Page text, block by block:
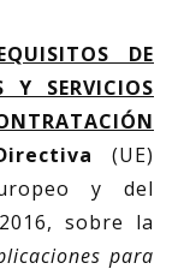
DE
Y SERVICIOS
(UE)
y del
sobre la
para